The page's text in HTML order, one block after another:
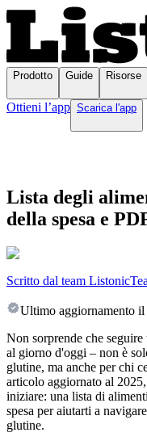
Prodotto Guide Risorse
Ottieni l’app Scarica l'app
Lista degli
della spesa e
Scritto dal team Listonic
Ultimo aggiornamento il
Non sorprende che
al giorno d'oggi – non è
glutine, ma anche per chi
articolo aggiornato al
iniziare: una lista di
spesa per aiutarti a
glutine.